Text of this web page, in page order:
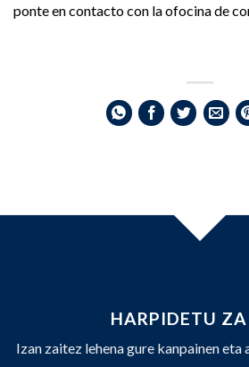
ponte en contacto con la ofocina de
HARPIDETU
Izan zaitez lehena gure kanpainen